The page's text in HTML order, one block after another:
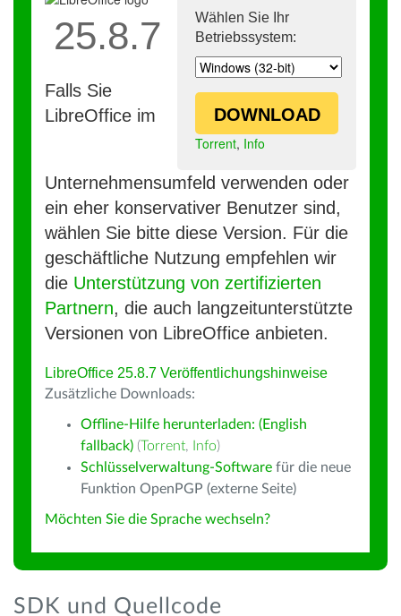
Wählen Sie Ihr
Betriebssystem:
DOWNLOAD
Torrent, Info
25.8.7
Falls Sie
LibreOffice im
Unternehmensumfeld verwenden oder
ein eher konservativer Benutzer sind,
wählen Sie bitte diese Version. Für die
geschäftliche Nutzung empfehlen wir
die Unterstützung von zertifizierten
Partnern, die auch langzeitunterstützte
Versionen von LibreOffice anbieten.
LibreOffice 25.8.7 Veröffentlichungshinweise
Zusätzliche Downloads:
Offline-Hilfe herunterladen: (English
fallback) (Torrent, Info)
Schlüsselverwaltung-Software für die neue
Funktion OpenPGP (externe Seite)
Möchten Sie die Sprache wechseln?
SDK und Quellcode